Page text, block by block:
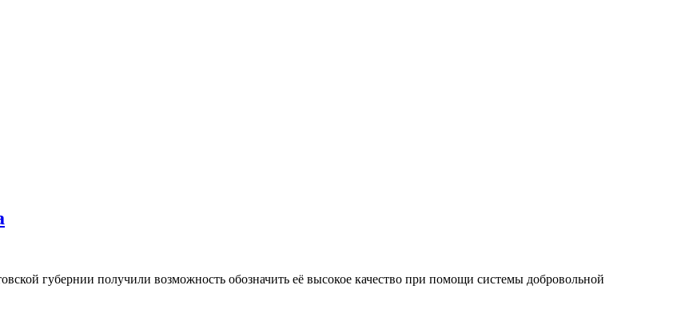
губернии получили возможность обозначить её высокое качество при помощи системы добровольной